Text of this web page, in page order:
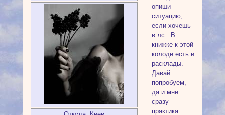
опиши
ситуацию,
если хочешь
в лс. В
книжке к этой
колоде есть и
расклады.
Давай
попробуем,
да и мне
сразу
практика.